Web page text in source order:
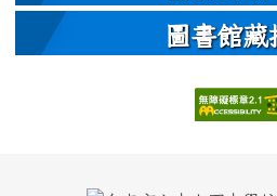
圖書館藏